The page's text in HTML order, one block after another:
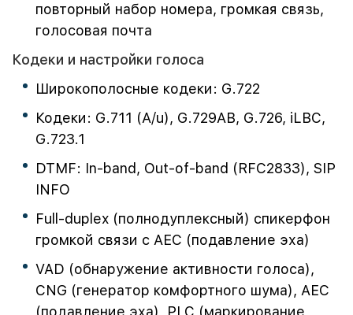
повторный набор номера, громкая связь,
голосовая почта
Кодеки и настройки голоса
Широкополосные кодеки: G.722
Кодеки: G.711 (A/u), G.729AB, G.726, iLBC,
G.723.1
DTMF: In-band, Out-of-band (RFC2833), SIP
INFO
Full-duplex (полнодуплексный) спикерфон
громкой связи с AEC (подавление эха)
VAD (обнаружение активности голоса),
CNG (генератор комфортного шума), AEC
(подавление эха), PLC (маркирование